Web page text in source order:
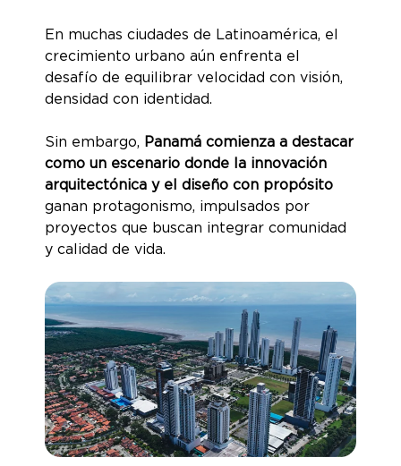
En muchas ciudades de Latinoamérica, el
crecimiento urbano aún enfrenta el
desafío de equilibrar velocidad con visión,
densidad con identidad.
Sin embargo, Panamá comienza a destacar
como un escenario donde la innovación
arquitectónica y el diseño con propósito
ganan protagonismo, impulsados por
proyectos que buscan integrar comunidad
y calidad de vida.